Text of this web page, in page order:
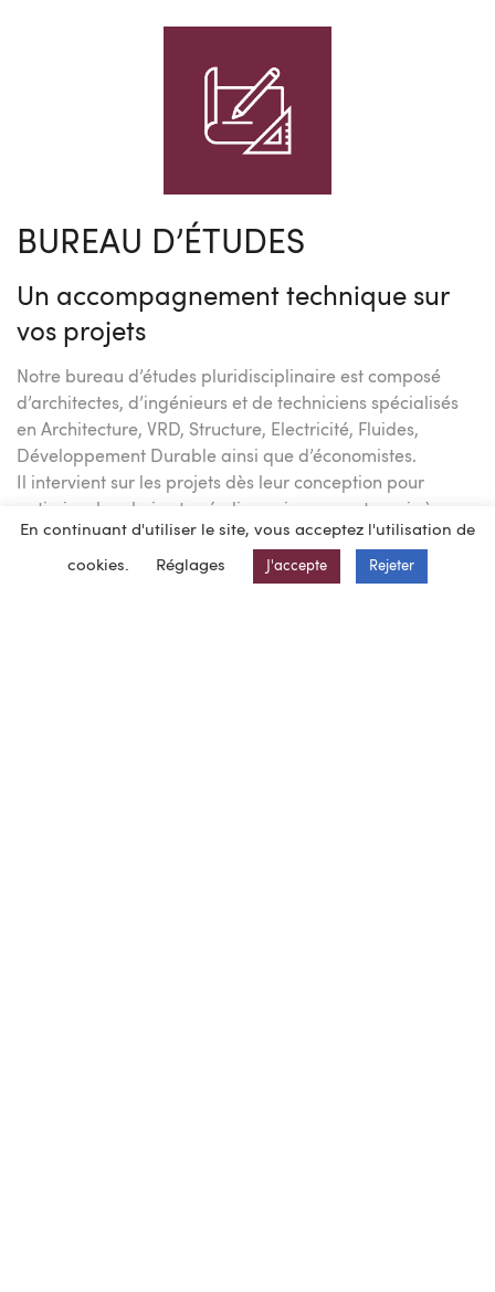
BUREAU D’ÉTUDES
Un accompagnement technique sur
vos projets
Notre bureau d’études pluridisciplinaire est composé
d’architectes, d’ingénieurs et de techniciens spécialisés
en Architecture, VRD, Structure, Electricité, Fluides,
Développement Durable ainsi que d’économistes.
Il intervient sur les projets dès leur conception pour
optimiser les choix et pré-dimensionnements, puis à
chaque stade d’études (conception et suivi de
réalisation).
Toutes les demandes et problématiques liées aux projets
En continuant d'utiliser le site, vous acceptez l'utilisation de
cookies. Réglages J'accepte Rejeter